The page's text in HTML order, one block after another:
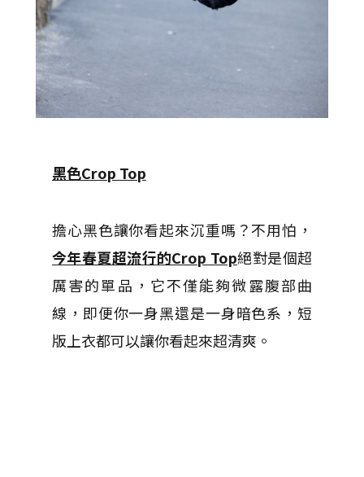
黑色Crop Top
擔心黑色讓你看起來沉重嗎？不用怕，
今年春夏超流行的Crop Top絕對是個超
厲害的單品，它不僅能夠微露腹部曲
線，即便你一身黑還是一身暗色系，短
版上衣都可以讓你看起來超清爽。